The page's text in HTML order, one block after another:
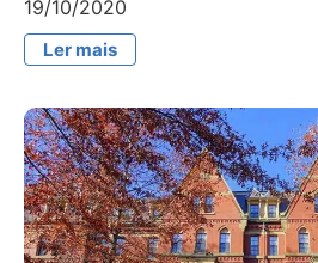
19/10/2020
Ler mais